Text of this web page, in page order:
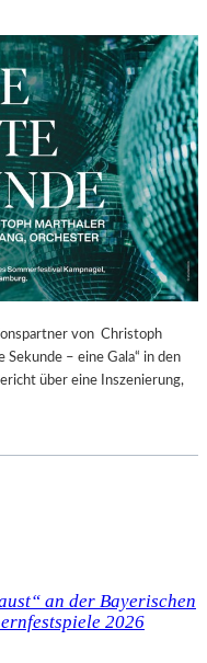
N
S
T
Ü
H
L
E
N
“
–
A
U
S
S
T
R
I
von Christoph
– eine Gala“ in den
über eine Inszenierung,
an der Bayerischen
2026